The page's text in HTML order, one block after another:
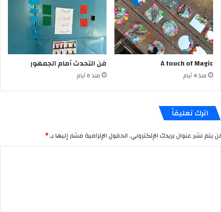
A touch of Magic
منذ 4 أيام
فن التحدث أمام الجمهور
منذ 6 أيام
اترك تعليقاً
لن يتم نشر عنوان بريدك الإلكتروني.الحقول الإلزامية مشار إليها بـ*